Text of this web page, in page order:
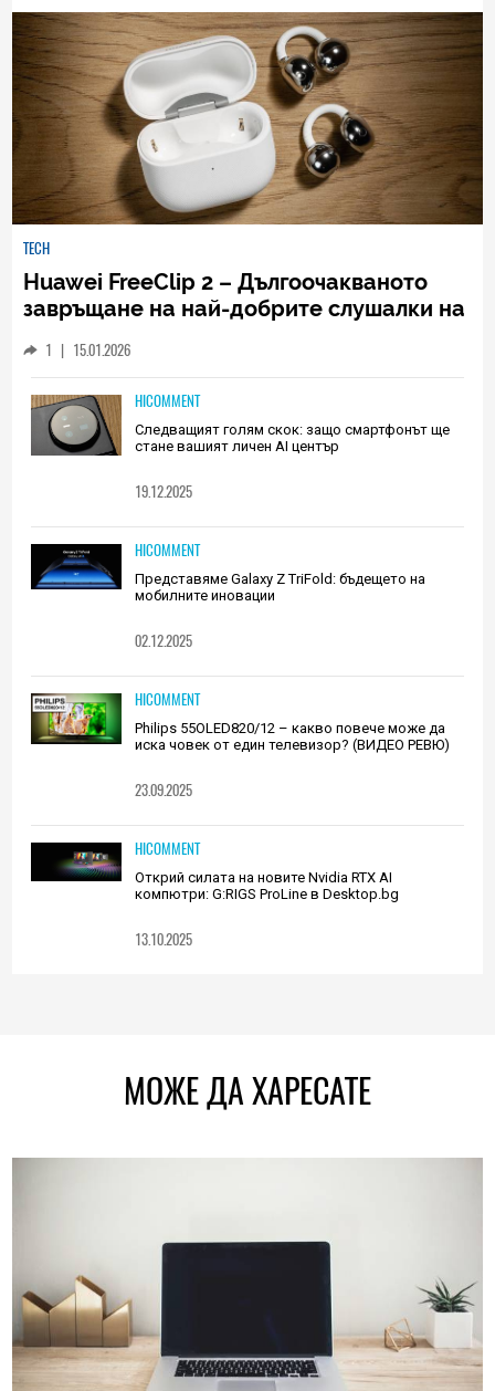
TECH
Huawei FreeClip 2 – Дългоочакваното
завръщане на най-добрите слушалки на
1 | 15.01.2026
HICOMMENT
Следващият голям скок: защо смартфонът ще
стане вашият личен AI център
19.12.2025
HICOMMENT
Представяме Galaxy Z TriFold: бъдещето на
мобилните иновации
02.12.2025
HICOMMENT
Philips 55OLED820/12 – какво повече може да
иска човек от един телевизор? (ВИДЕО РЕВЮ)
23.09.2025
HICOMMENT
Открий силата на новите Nvidia RTX AI
компютри: G:RIGS ProLine в Desktop.bg
13.10.2025
МОЖЕ ДА ХАРЕСАТЕ